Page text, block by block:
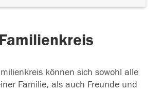
Familienkreis
können sich sowohl alle
Familie, als auch Freunde und